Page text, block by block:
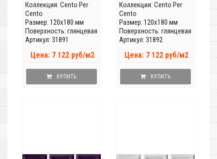
Коллекция: Cento Per
Cento
Размер: 120x180 мм
Поверхность: глянцевая
Артикул: 31891
Цена: 7 122 руб/м2
КУПИТЬ
Коллекция: Cento Per
Cento
Размер: 120x180 мм
Поверхность: глянцевая
Артикул: 31892
Цена: 7 122 руб/м2
КУПИТЬ